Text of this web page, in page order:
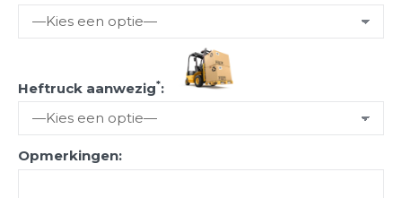
Heftruck aanwezig*:
Opmerkingen: